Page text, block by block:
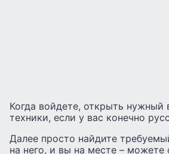
Когда войдете, открыть нужный
техники, если у вас конечно
Далее просто найдите
на него, и вы на месте – можете